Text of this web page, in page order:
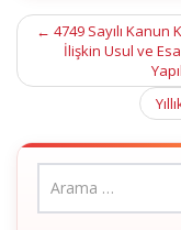
Post
← 4749 Sayılı Kanun
İlişkin Usul ve